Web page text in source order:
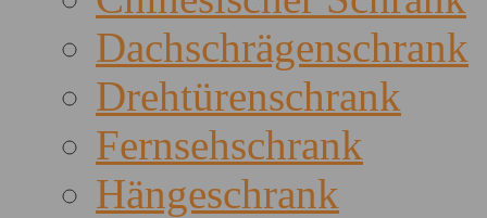
Dachschrägenschrank
Drehtürenschrank
Fernsehschrank
Hängeschrank